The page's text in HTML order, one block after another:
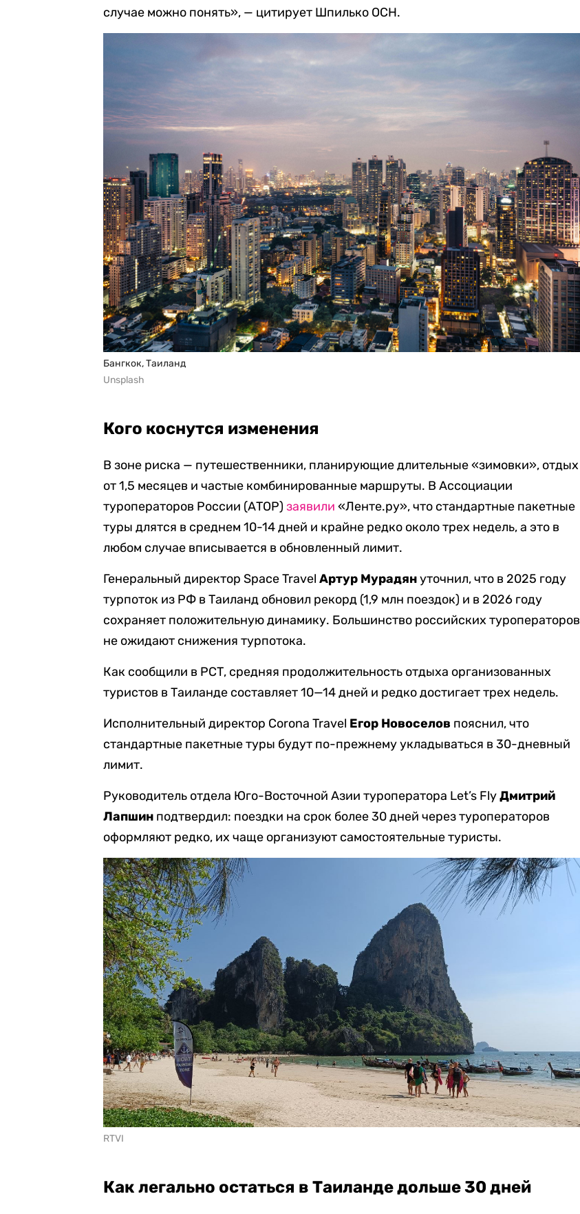
случае можно понять», — цитирует Шпилько ОСН.
Бангкок, Таиланд
Unsplash
Кого коснутся изменения
В зоне риска — путешественники, планирующие длительные «зимовки», отдых
от 1,5 месяцев и частые комбинированные маршруты. В Ассоциации
туроператоров России (АТОР) заявили «Ленте.ру», что стандартные пакетные
туры длятся в среднем 10-14 дней и крайне редко около трех недель, а это в
любом случае вписывается в обновленный лимит.
Генеральный директор Space Travel Артур Мурадянуточнил, что в 2025 году
турпоток из РФ в Таиланд обновил рекорд (1,9 млн поездок) и в 2026 году
сохраняет положительную динамику. Большинство российских туроператоров
не ожидают снижения турпотока.
Как сообщили в РСТ, средняя продолжительность отдыха организованных
туристов в Таиланде составляет 10—14 дней и редко достигает трех недель.
Исполнительный директор Corona Travel Егор Новоселов пояснил, что
стандартные пакетные туры будут по-прежнему укладываться в 30-дневный
лимит.
Руководитель отдела Юго-Восточной Азии туроператора Let’s FlyДмитрий
Лапшин подтвердил: поездки на срок более 30 дней через туроператоров
оформляют редко, их чаще организуют самостоятельные туристы.
RTVI
Как легально остаться в Таиланде дольше 30 дней